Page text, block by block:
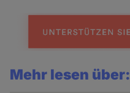
Mehr lesen über: